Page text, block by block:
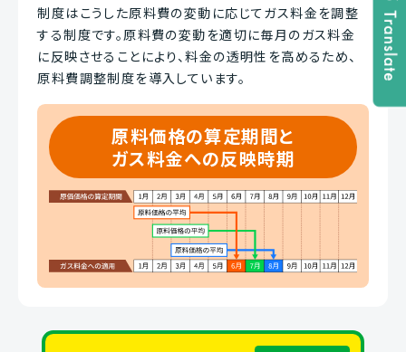
制度はこうした原料費の変動に応じてガス料金を調整
する制度です。原料費の変動を適切に毎月のガス料金
に反映させることにより、料金の透明性を高めるため、
原料費調整制度を導入しています。
原料価格の算定期間と
ガス料金への反映時期